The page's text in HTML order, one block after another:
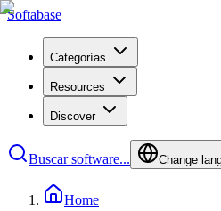
Softabase
Categorías
Resources
Discover
Buscar software... Change
Home